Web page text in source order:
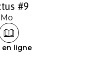
#9
en ligne